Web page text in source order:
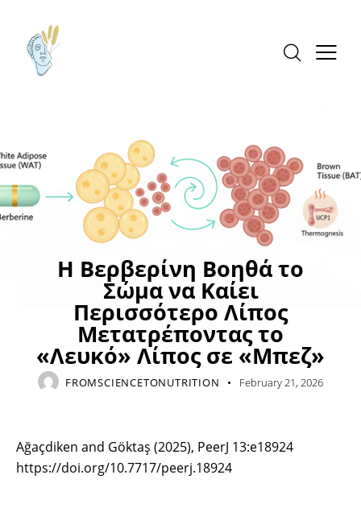
ΠΑΧΥΣΑΡΚΙΑ ΣΥΜΠΛΗΡΩΜΑΤΑ ΔΙΑΤΡΟΦΗΣ
Η Βερβερίνη Βοηθά το
Σώμα να Καίει
Περισσότερο Λίπος
Μετατρέποντας το
«Λευκό» Λίπος σε «Μπεζ»
FROMSCIENCETONUTRITION February 21, 2026
Ağaçdiken and Göktaş (2025), PeerJ 13:e18924
https://doi.org/10.7717/peerj.18924